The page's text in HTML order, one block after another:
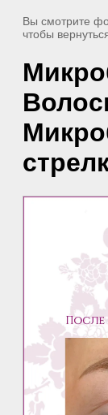
Вы смотрите
чтобы